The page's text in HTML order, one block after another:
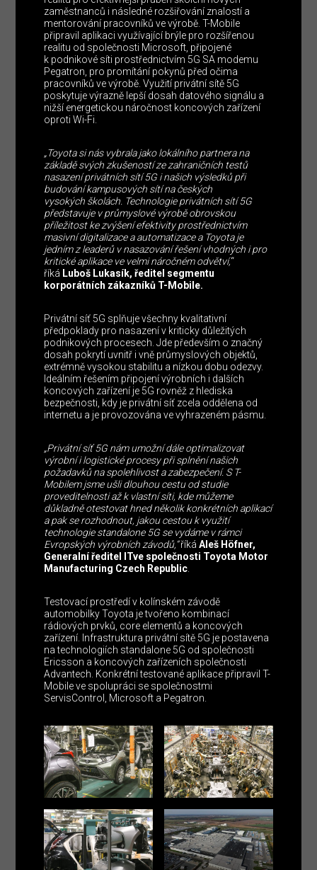
zaměstnanců i následné rozšiřování znalostí a
mentorování pracovníků ve výrobě. T-Mobile
připravil aplikaci využívající brýle pro rozšířenou
realitu od společnosti Microsoft, připojené
k podnikové síti prostřednictvím 5G SA modemu
Pegatron, pro promítání pokynů před očima
pracovníků ve výrobě. Využití privátní sítě 5G
poskytuje výrazně lepší dosah datového signálu a
nižší energetickou náročnost koncových zařízení
oproti Wi-Fi.
„Toyota si nás vybrala jako lokálního partnera na
základě svých zkušeností ze zahraničních testů
nasazení privátních sítí 5G i našich výsledků při
budování kampusových sítí na českých
vysokých školách. Technologie privátních sítí 5G
představuje v průmyslové výrobě obrovskou
příležitost ke zvýšení efektivity prostřednictvím
masivní digitalizace a automatizace a Toyota je
jedním z leaderů v nasazování řešení vhodných i pro
kritické aplikace ve velmi náročném odvětví,“
říká Luboš Lukasík, ředitel segmentu
korporátních zákazníků T-Mobile.
Privátní síť 5G splňuje všechny kvalitativní
předpoklady pro nasazení v kriticky důležitých
podnikových procesech. Jde především o značný
dosah pokrytí uvnitř i vně průmyslových objektů,
extrémně vysokou stabilitu a nízkou dobu odezvy.
Ideálním řešením připojení výrobních i dalších
koncových zařízení je 5G rovněž z hlediska
bezpečnosti, kdy je privátní síť zcela oddělena od
internetu a je provozována ve vyhrazeném pásmu.
„Privátní síť 5G nám umožní dále optimalizovat
výrobní i logistické procesy při splnění našich
požadavků na spolehlivost a zabezpečení. S T-
Mobilem jsme ušli dlouhou cestu od studie
proveditelnosti až k vlastní síti, kde můžeme
důkladně otestovat hned několik konkrétních aplikací
a pak se rozhodnout, jakou cestou k využití
technologie standalone 5G se vydáme v rámci
Evropských výrobních závodů,“říkáAleš Höfner,
Generalní ředitel ITve společnosti Toyota Motor
Manufacturing Czech Republic
Testovací prostředí v kolínském závodě
automobilky Toyota je tvořeno kombinací
rádiových prvků, core elementů a koncových
zařízení. Infrastruktura privátní sítě 5G je postavena
na technologiích standalone 5G od společnosti
Ericsson a koncových zařízeních společnosti
Advantech. Konkrétní testované aplikace připravil T-
Mobile ve spolupráci se společnostmi
ServisControl, Microsoft a Pegatron.